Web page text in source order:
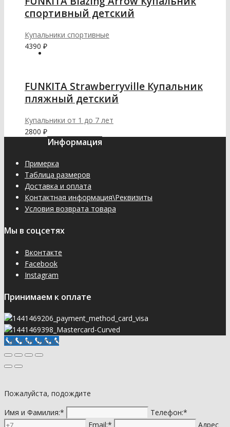
спортивный детский
Купальники спортивные
4390 ₽
FUNKITA Strawberryville Купальник
пляжный детский
Купальники от 1 до 7 лет
2800 ₽
Информация
Примерка
Таблица размеров
Доставка и оплата
Контактная информация\Реквизиты
Условия возврата товара
Мы в соцсетях
Вконтакте
Facebook
Instagram
Принимаем к оплате
Call Now Button
Пожалуйста, подождите
Имя и Фамилия:*
Телефон:*
Email:*
Адрес